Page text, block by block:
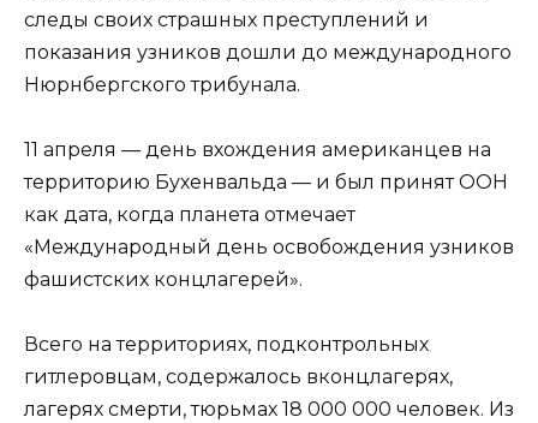
следы своих страшных преступлений и
показания узников дошли до международного
Нюрнбергского трибунала.
11 апреля — день вхождения американцев на
территорию Бухенвальда — и был принят ООН
как дата, когда планета отмечает
«Международный день освобождения узников
фашистских концлагерей».
Всего на территориях, подконтрольных
гитлеровцам, содержалось вконцлагерях,
лагерях смерти, тюрьмах 18 000 000 человек. Из